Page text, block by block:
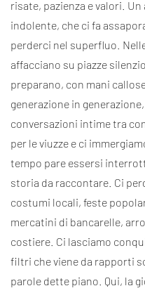
risate, pazienza e valori.
indolente, che ci fa
perderci nel superfluo.
affacciano su piazze
preparano, con mani
generazione in
conversazioni intime tra
per le viuzze e ci
tempo pare essersi
storia da raccontare. Ci
costumi locali, feste
mercatini di bancarelle,
costiere. Ci lasciamo
filtri che viene da rapporti
parole dette piano. Qui, la